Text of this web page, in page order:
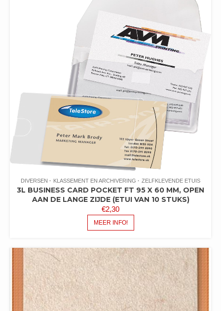
DIVERSEN KLASSEMENT EN ARCHIVERING ZELFKLEVENDE ETUIS
3L BUSINESS CARD POCKET FT 95 X 60 MM, OPEN
AAN DE LANGE ZIJDE (ETUI VAN 10 STUKS)
€2,30
MEER INFO!